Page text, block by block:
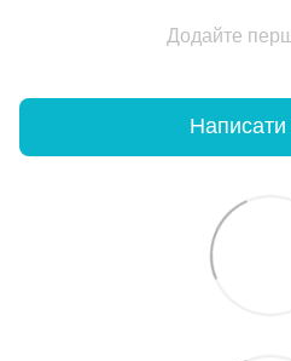
Додайте
Написати